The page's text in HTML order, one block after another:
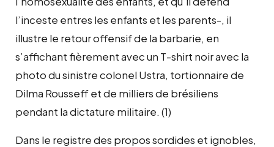
l’inceste entres les enfants et les parents-, il
illustre le retour offensif de la barbarie, en
s’affichant fièrement avec un T-shirt noir avec la
photo du sinistre colonel Ustra, tortionnaire de
Dilma Rousseff et de milliers de brésiliens
pendant la dictature militaire. (1)
Dans le registre des propos sordides et ignobles,